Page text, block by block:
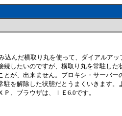
込んだ横取り丸を使って、ダイアルアッ
続したいのですが、横取り丸を常駐した
とが、出来ません。プロキシ・サーバー
駐を解除した状態だとうまくいきます。
、ブラウザは、ＩＥ6.0です。